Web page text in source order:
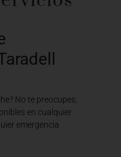
No te preocupes,
en cualquier
emergencia